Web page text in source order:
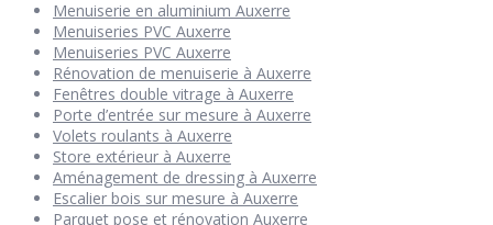
Menuiserie en aluminium Auxerre
Menuiseries PVC Auxerre
Menuiseries PVC Auxerre
Rénovation de menuiserie à Auxerre
Fenêtres double vitrage à Auxerre
Porte d’entrée sur mesure à Auxerre
Volets roulants à Auxerre
Store extérieur à Auxerre
Aménagement de dressing à Auxerre
Escalier bois sur mesure à Auxerre
Parquet pose et rénovation Auxerre